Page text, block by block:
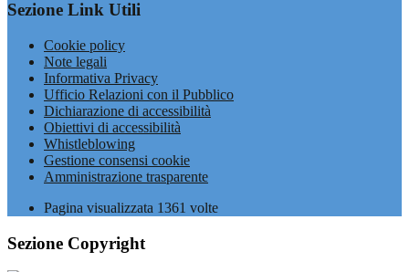
Sezione Link Utili
Cookie policy
Note legali
Informativa Privacy
Ufficio Relazioni con il Pubblico
Dichiarazione di accessibilità
Obiettivi di accessibilità
Whistleblowing
Gestione consensi cookie
Amministrazione trasparente
Pagina visualizzata 1361 volte
Sezione Copyright